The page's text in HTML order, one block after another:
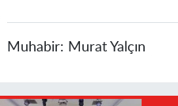
Muhabir: Murat Yalçın